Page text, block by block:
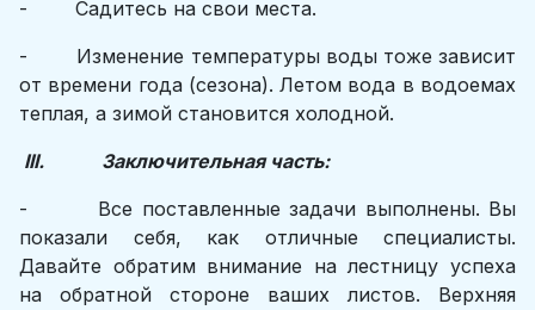
- Садитесь на свои места.
- Изменение температуры воды тоже зависит
от времени года (сезона). Летом вода в водоемах
теплая, а зимой становится холодной.
III. Заключительная часть:
- Все поставленные задачи выполнены. Вы
показали себя, как отличные специалисты.
Давайте обратим внимание на лестницу успеха
на обратной стороне ваших листов. Верхняя